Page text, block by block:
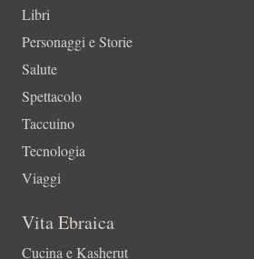
Libri
Personaggi e Storie
Salute
Spettacolo
Taccuino
Tecnologia
Viaggi
Vita Ebraica
Cucina e Kasherut